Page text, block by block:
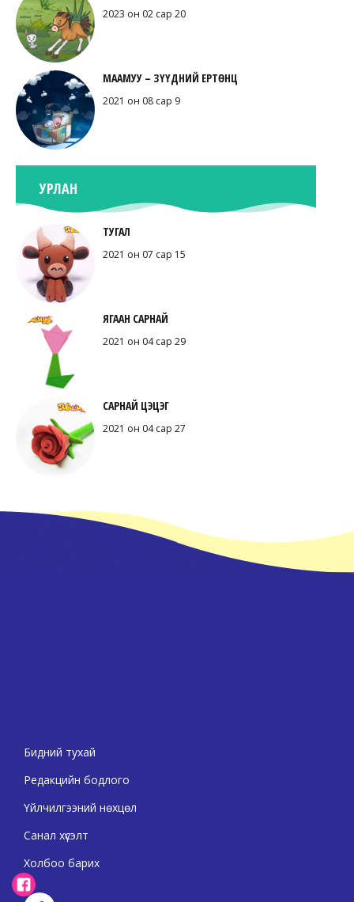
2023 он 02 сар 20
МААМУУ – ЗҮҮДНИЙ ЕРТӨНЦ
2021 он 08 сар 9
УРЛАН
ТУГАЛ
2021 он 07 сар 15
ЯГААН САРНАЙ
2021 он 04 сар 29
САРНАЙ ЦЭЦЭГ
2021 он 04 сар 27
Бидний тухай
Редакцийн бодлого
Үйлчилгээний нөхцөл
Санал хүсэлт
Холбоо барих